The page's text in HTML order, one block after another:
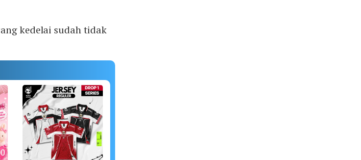
kedelai sudah tidak